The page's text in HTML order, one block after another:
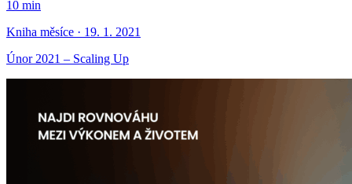
10 min
Kniha měsíce · 19. 1. 2021
Únor 2021 – Scaling Up